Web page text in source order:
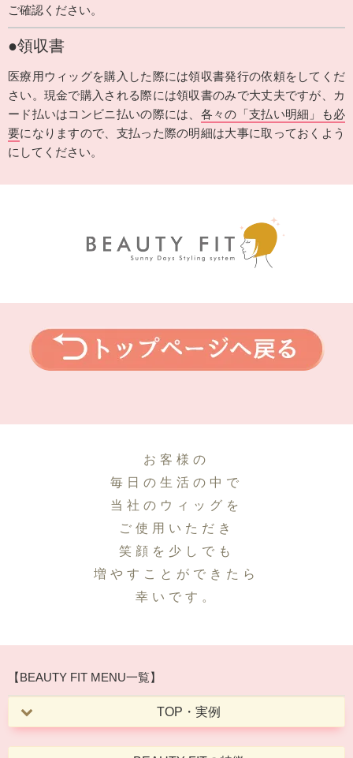
ご確認ください。
●領収書
医療用ウィッグを購入した際には領収書発行の依頼をしてくだ
さい。現金で購入される際には領収書のみで大丈夫ですが、カ
ード払いはコンビニ払いの際には、 各々の「支払い明細」も必
要になりますので、支払った際の明細は大事に取っておくよう
にしてください。
お客様の
毎日の生活の中で
当社のウィッグを
ご使用いただき
笑顔を少しでも
増やすことができたら
幸いです。
【BEAUTY FIT MENU一覧】
TOP・実例